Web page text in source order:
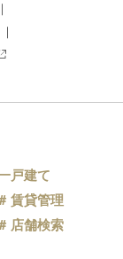
戸建て
賃貸管理
店舗検索